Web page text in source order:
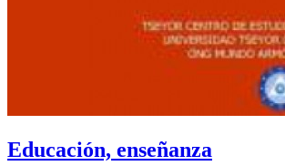
Educación, enseñanza